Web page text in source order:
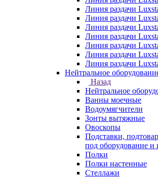
Линия раздачи
Линия раздачи
Линия раздачи
Линия раздачи
Линия раздачи
Линия раздачи
Линия раздачи
Нейтральное
Назад
Нейтральное
Ванны моечные
Водоумягчители
Зонты вытяжные
Овоскопы
Подставки,
под оборудование и
Полки
Полки настенные
Стеллажи